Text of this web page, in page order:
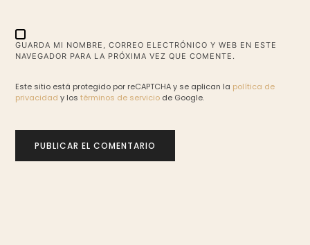
GUARDA MI NOMBRE, CORREO ELECTRÓNICO Y WEB EN ESTE
NAVEGADOR PARA LA PRÓXIMA VEZ QUE COMENTE.
Este sitio está protegido por reCAPTCHA y se aplican la política de
privacidad y lostérminos de servicio de Google.